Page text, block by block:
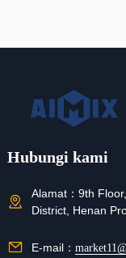
Hubungi kami
Alamat： 9th
District, Henan
E-mail：